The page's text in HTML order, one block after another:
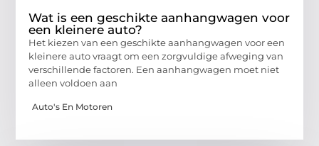
Wat is een geschikte aanhangwagen voor
een kleinere auto?
Het kiezen van een geschikte aanhangwagen voor een
kleinere auto vraagt om een zorgvuldige afweging van
verschillende factoren. Een aanhangwagen moet niet
alleen voldoen aan
Auto's En Motoren